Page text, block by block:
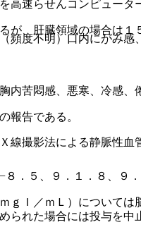
度不明）口内にがみ感
苦悶感、悪寒、冷感、
報告である。
．５、９．１．８、９
Ｉ／ｍＬ）について
速らせんコンピュータ
、肝臓領域の場合は１
撮影法による静脈性
れた場合には投与を中